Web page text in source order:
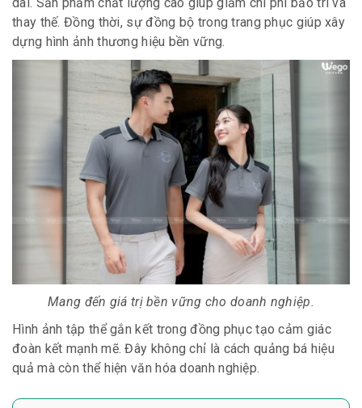
thay thế. Đồng thời, sự đồng bộ trong trang phục giúp xây
dựng hình ảnh thương hiệu bền vững.
Mang đến giá trị bền vững cho doanh nghiệp.
Hình ảnh tập thể gắn kết trong đồng phục tạo cảm giác
đoàn kết mạnh mẽ. Đây không chỉ là cách quảng bá hiệu
quả mà còn thể hiện văn hóa doanh nghiệp.